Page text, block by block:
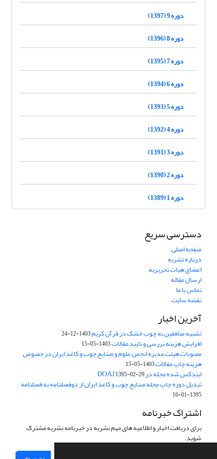
دوره 9 (1397)
دوره 8 (1396)
دوره 7 (1395)
دوره 6 (1394)
دوره 5 (1393)
دوره 4 (1392)
دوره 3 (1391)
دوره 2 (1390)
دوره 1 (1389)
دسترسی سریع
صفحه اصلی
درباره نشریه
اعضای هیات تحریریه
ارسال مقاله
تماس با ما
نقشه سایت
آخرین اخبار
تشبیه منافقین به چوب خشک در قرآن کریم1403-12-24
افزایش هزینه بررسی و تایید مقالات1403-05-15
مصوبات هیئت مدیره انجمن علوم و صنایع چوب و کاغذ ایران در خصوص
هزینه چاپ مقالات1403-05-15
ایندکس شده مجله در DOAJ1395-02-29
تبدیل دوره چاپ مجله صنایع چوب و کاغذ ایران از دوفصلنامه به فصلنامه
1395-01-16
اشتراک خبرنامه
برای دریافت اخبار و اطلاعیه های مهم نشریه در خبرنامه نشریه مشترک
شوید.